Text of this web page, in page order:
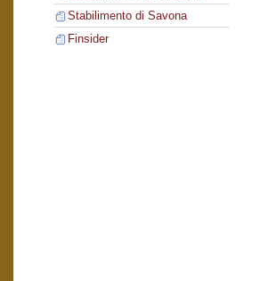
Stabilimento di Savona
Finsider